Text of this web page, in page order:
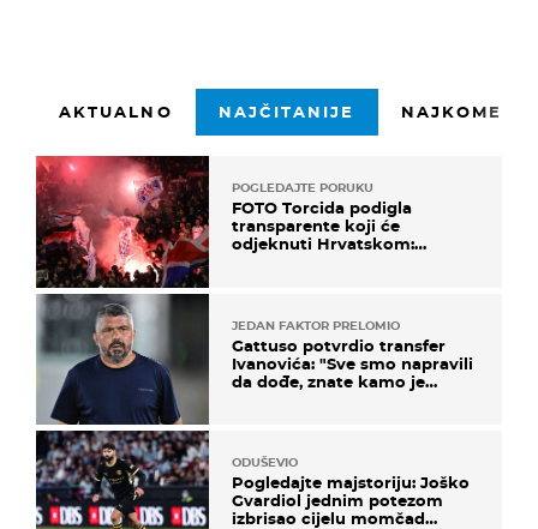
AKTUALNO NAJČITANIJE
POGLEDAJTE PORUKU
FOTO Torcida podigla
transparente koji će
odjeknuti Hrvatskom:
JEDAN FAKTOR PRELOMIO
Gattuso potvrdio transfer
Ivanovića: "Sve smo napravili
da dođe, znate kamo je
ODUŠEVIO
Pogledajte majstoriju: Joško
Gvardiol jednim potezom
izbrisao cijelu momčad